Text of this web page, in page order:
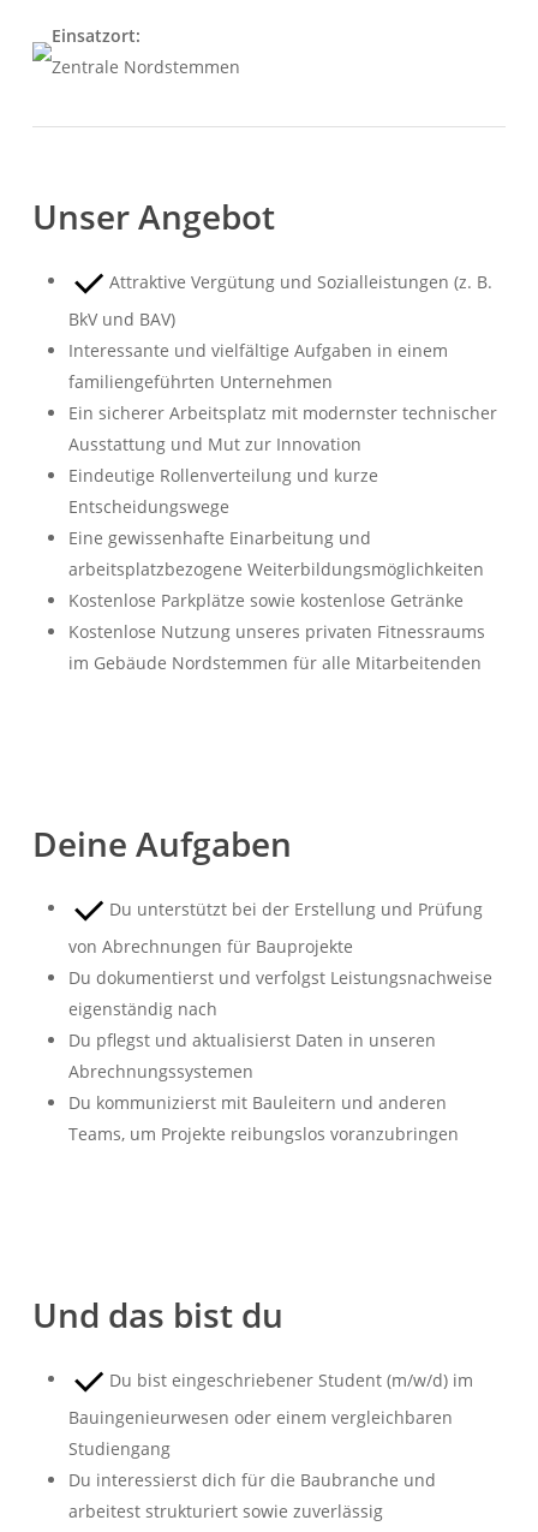
Einsatzort:
Zentrale Nordstemmen
Unser Angebot
Attraktive Vergütung und Sozialleistungen (z. B.
BkV und BAV)
Interessante und vielfältige Aufgaben in einem
familiengeführten Unternehmen
Ein sicherer Arbeitsplatz mit modernster technischer
Ausstattung und Mut zur Innovation
Eindeutige Rollenverteilung und kurze
Entscheidungswege
Eine gewissenhafte Einarbeitung und
arbeitsplatzbezogene Weiterbildungsmöglichkeiten
Kostenlose Parkplätze sowie kostenlose Getränke
Kostenlose Nutzung unseres privaten Fitnessraums
im Gebäude Nordstemmen für alle Mitarbeitenden
Deine Aufgaben
Du unterstützt bei der Erstellung und Prüfung
von Abrechnungen für Bauprojekte
Du dokumentierst und verfolgst Leistungsnachweise
eigenständig nach
Du pflegst und aktualisierst Daten in unseren
Abrechnungssystemen
Du kommunizierst mit Bauleitern und anderen
Teams, um Projekte reibungslos voranzubringen
Und das bist du
Du bist eingeschriebener Student (m/w/d) im
Bauingenieurwesen oder einem vergleichbaren
Studiengang
Du interessierst dich für die Baubranche und
arbeitest strukturiert sowie zuverlässig